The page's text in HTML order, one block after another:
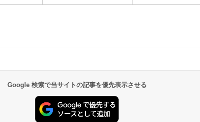
Google 検索で当サイトの記事を優先表示させる